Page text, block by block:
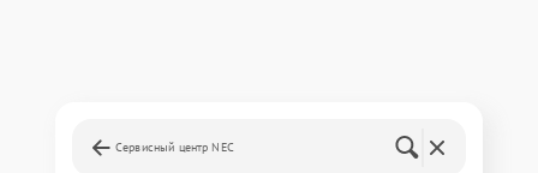
Сервисный центр NEC